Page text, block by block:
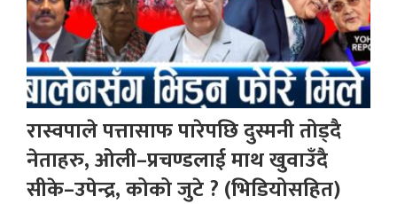
रास्वपाले पत्तासाफ पारेपछि दुस्मनी तोड्दै
नेताहरु, ओली–प्रचण्डलाई माथ खुवाउँदै
सीके–उपेन्द्र, कोको जुटे ? (भिडियोसहित)